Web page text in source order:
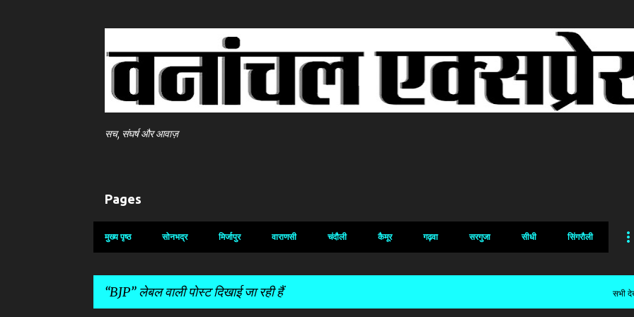
सच, संघर्ष और आवाज़
Pages
मुख्य पृष्ठ सोनभद्र मिर्जापुर वाराणसी चंदौली कैमूर गढ़वा सरगुजा सीधी सिंगरौली
BJP लेबल वाली पोस्ट दिखाई जा रही हैं सभी